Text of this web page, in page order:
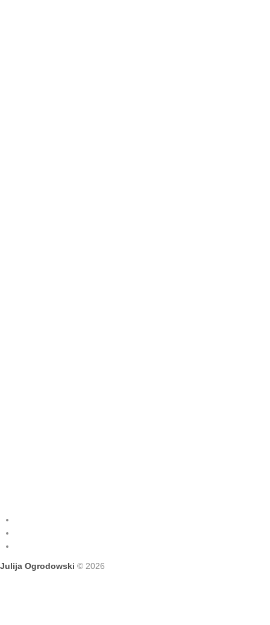
Julija Ogrodowski © 2026